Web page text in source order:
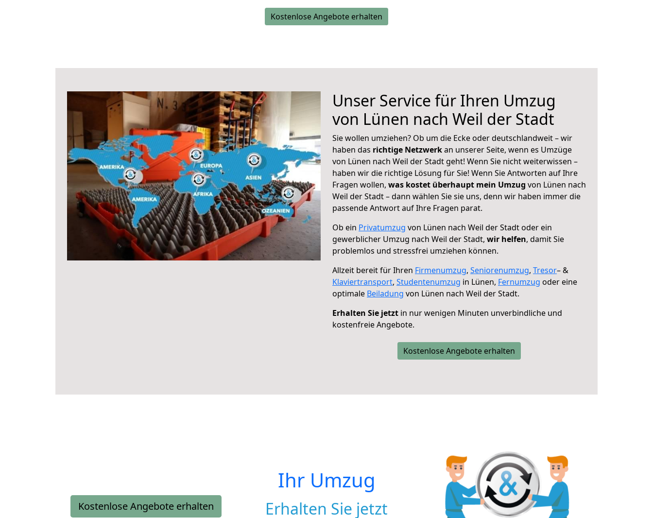
Kostenlose Angebote erhalten
Unser Service für Ihren Umzug
von Lünen nach Weil der Stadt
Sie wollen umziehen? Ob um die Ecke oder deutschlandweit – wir
haben das richtige Netzwerkan unserer Seite, wenn es Umzüge
von Lünen nach Weil der Stadt geht! Wenn Sie nicht weiterwissen –
haben wir die richtige Lösung für Sie! Wenn Sie Antworten auf Ihre
Fragen wollen, was kostet überhaupt mein Umzug von Lünen nach
Weil der Stadt – dann wählen Sie sie uns, denn wir haben immer die
passende Antwort auf Ihre Fragen parat.
Ob ein Privatumzug von Lünen nach Weil der Stadt oder ein
gewerblicher Umzug nach Weil der Stadt, wir helfen, damit Sie
problemlos und stressfrei umziehen können.
Allzeit bereit für Ihren Firmenumzug, Seniorenumzug, Tresor– &
Klaviertransport, Studentenumzug in Lünen, Fernumzug oder eine
optimale Beiladung von Lünen nach Weil der Stadt.
Erhalten Sie jetzt in nur wenigen Minuten unverbindliche und
kostenfreie Angebote.
Kostenlose Angebote erhalten
Kostenlose Angebote erhalten
Ihr Umzug
Erhalten Sie jetzt